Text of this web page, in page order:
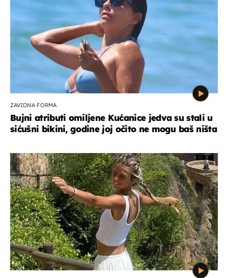
ZAVIDNA FORMA
Bujni atributi omiljene Kućanice jedva su stali u
sićušni bikini, godine joj očito ne mogu baš ništa